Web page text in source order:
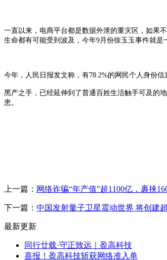
一直以来，电商平台都是数据外泄的重灾区，如果
生命都有可能受到波及，今年9月份徐玉玉事件就是
今年，人民日报发文称，有78.2%的网民个人身份
黑产之手，已经延伸到了普通百姓生活触手可及的
患。
上一篇： 网络诈骗“年产值”超1100亿，裹挟
下一篇： 中国发射量子卫星震动世界 将创建
最新更新
同行廿载·守正致远｜盈高科技
喜报！盈高科技斩获网络准入单